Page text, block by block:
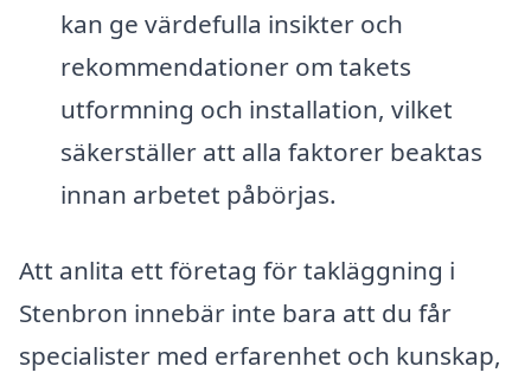
kan ge värdefulla insikter och
rekommendationer om takets
utformning och installation, vilket
säkerställer att alla faktorer beaktas
innan arbetet påbörjas.
Att anlita ett företag för takläggning i
Stenbron innebär inte bara att du får
specialister med erfarenhet och kunskap,